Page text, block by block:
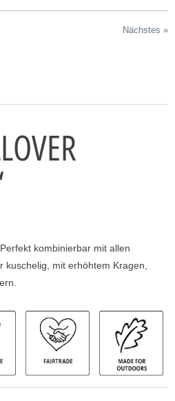
Nächstes »
kombinierbar mit allen
kuschelig, mit erhöhtem Kragen,